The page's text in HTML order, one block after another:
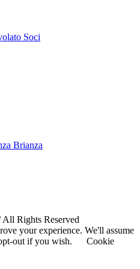
Soci
Brianza
Rights Reserved
your experience. We'll assume
out if you wish.
Cookie